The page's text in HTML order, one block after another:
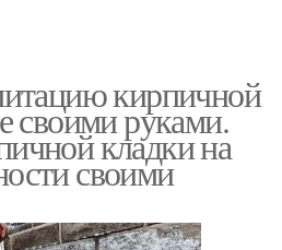
кирпичной
своими руками.
кладки на
своими